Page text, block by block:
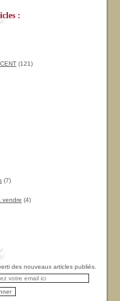
:
(121)
(7)
vendre (4)
des nouveaux articles publiés.